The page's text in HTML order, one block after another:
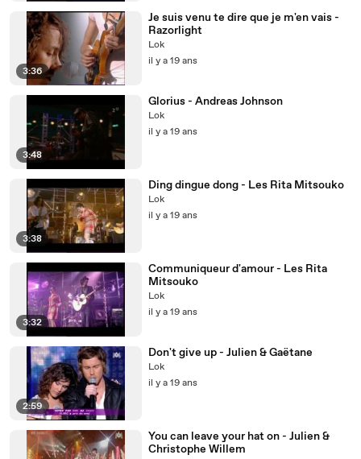
3:36
Je suis venu te dire que je m'en vais -
Razorlight
Lok
il y a 19 ans
3:48
Glorius - Andreas Johnson
Lok
il y a 19 ans
3:38
Ding dingue dong - Les Rita Mitsouko
Lok
il y a 19 ans
3:32
Communiqueur d'amour - Les Rita
Mitsouko
Lok
il y a 19 ans
2:59
Don't give up - Julien & Gaëtane
Lok
il y a 19 ans
You can leave your hat on - Julien &
Christophe Willem